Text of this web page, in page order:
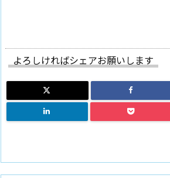
よろしければシェアお願いします